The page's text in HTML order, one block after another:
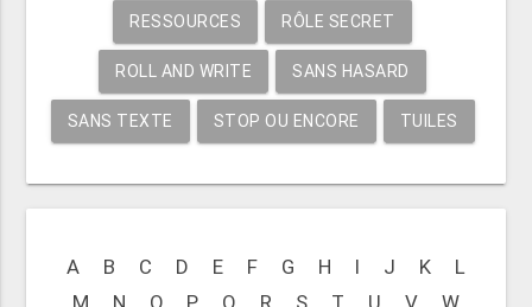
RESSOURCES RÔLE SECRET
ROLL AND WRITE SANS HASARD
SANS TEXTE STOP OU ENCORE TUILES
A B C D E F G H I J K
L